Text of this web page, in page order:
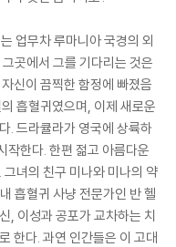
업무차 루마니아 국경의 외
곳에서 그를 기다리는 것은
신이 끔찍한 함정에 빠졌음
흡혈귀였으며, 이제 새로운
. 드라큘라가 영국에 상륙하
작한다. 한편 젊고 아름다운
녀의 친구 미나와 미나의 약
흡혈귀 사냥 전문가인 반 헬
, 이성과 공포가 교차하는 치
한다. 과연 인간들은 이 고대